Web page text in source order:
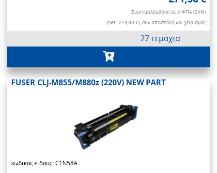
Συμπεριλαμβάνεται ο ΦΠΑ (24%)
(net. 219,00 €) συν αποστολή και χειρισμός
27 τεμαχια
FUSER CLJ-M855/M880z (220V) NEW PART
κωδικος ειδους: C1N58A